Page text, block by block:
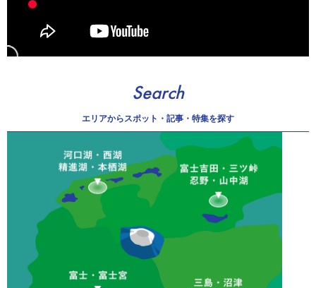
Search
エリアからスポット・記事・特集を探す